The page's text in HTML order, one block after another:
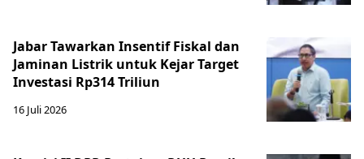
Jabar Tawarkan Insentif Fiskal dan
Jaminan Listrik untuk Kejar Target
Investasi Rp314 Triliun
16 Juli 2026